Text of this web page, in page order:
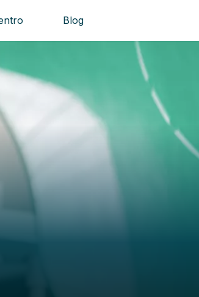
Blog